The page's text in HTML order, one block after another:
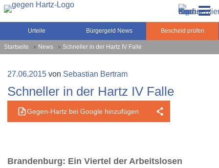
Zum
Inhalt
springen
Gegen-Hartz.de – Sozialrecht, Rente, Pflege und
Urteile, News und Ratgeber rund um das Sozialrecht,
Grundsicherung und Rente
Urteile Bürgergeld News Bescheid prüfen
Startseite » News » Schneller in der Hartz IV Falle
Veröffentlicht
27.06.2015 von Sebastian Bertram
Schneller in der Hartz IV Falle
Gegen-Hartz bei Google hinzufügen
Brandenburg: Ein Viertel der Arbeitslosen